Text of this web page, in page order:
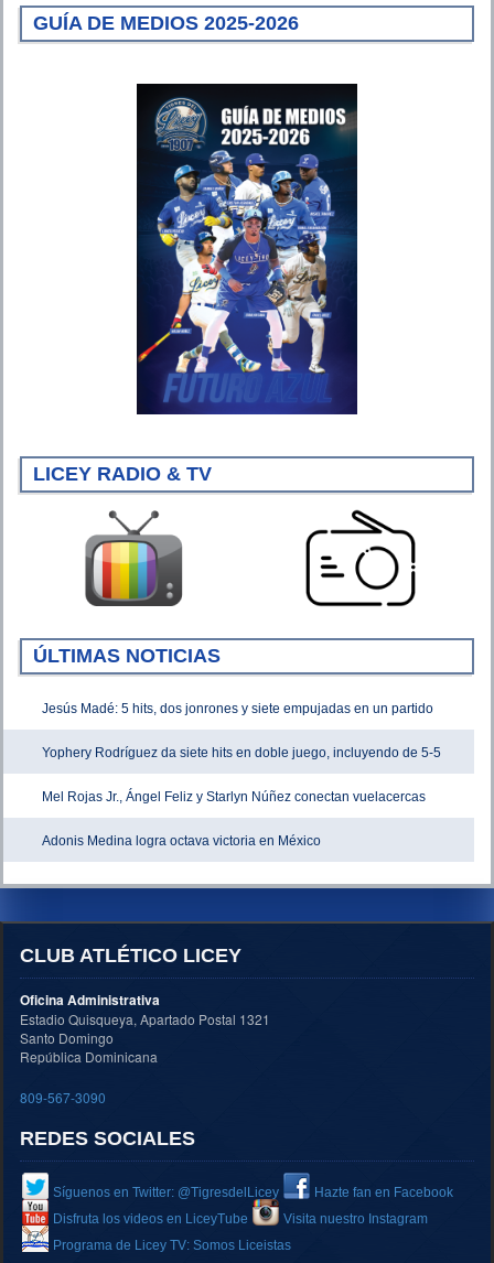
GUÍA DE MEDIOS 2025-2026
LICEY RADIO & TV
ÚLTIMAS NOTICIAS
Jesús Madé: 5 hits, dos jonrones y siete empujadas en un partido
Yophery Rodríguez da siete hits en doble juego, incluyendo de 5-5
Mel Rojas Jr., Ángel Feliz y Starlyn Núñez conectan vuelacercas
Adonis Medina logra octava victoria en México
CLUB ATLÉTICO LICEY
Oficina Administrativa
Estadio Quisqueya, Apartado Postal 1321
Santo Domingo
República Dominicana
809-567-3090
REDES SOCIALES
Síguenos en Twitter: @TigresdelLicey
Hazte fan en Facebook
Disfruta los videos en LiceyTube
Visita nuestro Instagram
Programa de Licey TV: Somos Liceistas